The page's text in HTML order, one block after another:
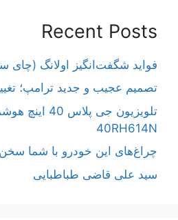
Recent Posts
فواید شگفت‌انگیز اولانگ (چای
تصمیم عجیب و جدید ترامپ؛
40RH614N
چراغ‌های این خودرو با شما
سید علی قاضی طباطبایی